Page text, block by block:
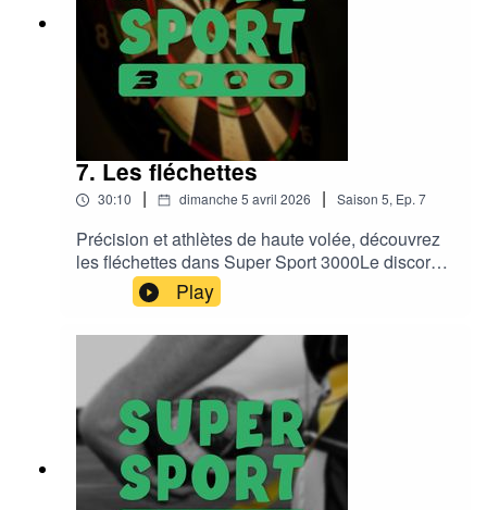
7. Les fléchettes
30:10 | dimanche 5 avril 2026 | Saison 5, Ep. 7
Précision et athlètes de haute volée, découvrez
les fléchettes dans Super Sport 3000Le discord :
https://discord.gg/eUTA6CB2hKMusic : Funky
Sundays by Adhesive Wombat
Play